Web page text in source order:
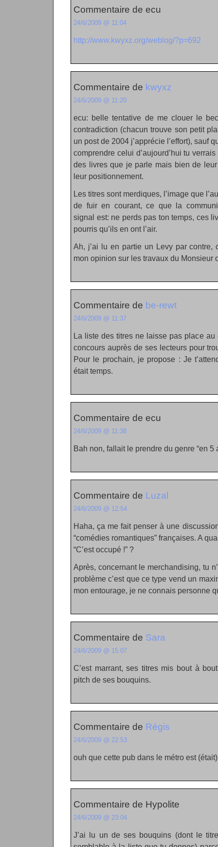
Commentaire de ecu
24/6/2009 @ 11:04
http://www.kwyxz.org/weblog/?p=692
Commentaire de kwyxz
24/6/2009 @ 11:20
ecu: belle tentative de me clouer le
contradiction (chacun trouve son petit
un post de 2004 j’apprécie l’effort), sauf
comprendre celui d’aujourd’hui tu
des livres que je parle mais bien de
leur positionnement.
Les titres sont merdiques, l’image que
de fuir en courant, ce que la
signal est: ne perds pas ton temps, ces
pourris qu’ils en ont l’air.
Ah, j’ai lu en partie un Levy par contre,
mon opinion sur les travaux du Monsieur
Commentaire de be-rewt
24/6/2009 @ 11:37
La liste des titres ne laisse pas place
concours auprès de ses lecteurs pour
Pour le prochain, je propose : Je
était temps.
Commentaire de ecu
24/6/2009 @ 11:38
Bah non, fallait le prendre du genre “en 5
Commentaire de Luzal
24/6/2009 @ 12:54
Haha, ça me fait penser à une
“comédies romantiques” françaises. A
“C’est occupé !” ?
Après, concernant le merchandising, tu
problème c’est que ce type vend un
mon entourage, je ne connais personne
Commentaire de Sara
24/6/2009 @ 15:07
C’est marrant, ses titres mis bout à
pitch de ses bouquins.
Commentaire de Régis
24/6/2009 @ 22:53
ouh que cette pub dans le métro est
Commentaire de Hypolite
24/6/2009 @ 23:04
J’ai lu un de ses bouquins (dont le